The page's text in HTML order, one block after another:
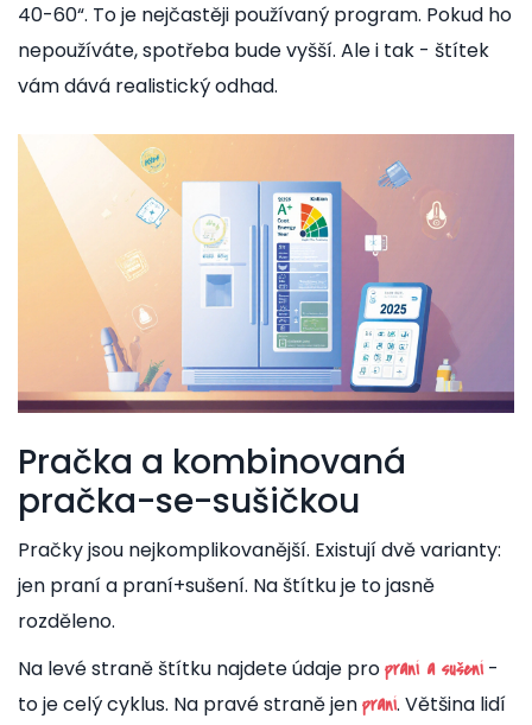
40-60“. To je nejčastěji používaný program. Pokud ho
nepoužíváte, spotřeba bude vyšší. Ale i tak - štítek
vám dává realistický odhad.
Pračka a kombinovaná
pračka-se-sušičkou
Pračky jsou nejkomplikovanější. Existují dvě varianty:
jen praní a praní+sušení. Na štítku je to jasně
rozděleno.
Na levé straně štítku najdete údaje propraní a sušení-
to je celý cyklus. Na pravé straně jenpraní. Většina lidí